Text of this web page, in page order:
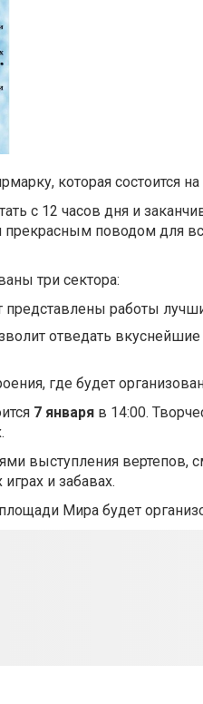
которая состоится
с 12 часов дня и
поводом для
три сектора:
представлены работы
отведать
где будет
7 января в 14:00.
выступления
и забавах.
Мира будет